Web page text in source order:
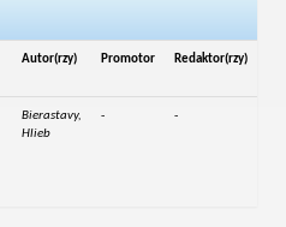
Autor(rzy) Promotor Redaktor(rzy)
Bierastavy,
Hlieb
- -